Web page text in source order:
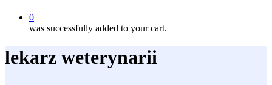
0
was successfully added to your cart.
lekarz weterynarii